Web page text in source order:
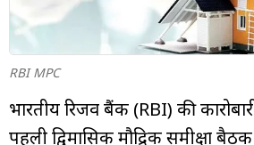
फंड
RBI MPC
भारतीय रिजर्व बैंक (RBI) की
पहली द्विमासिक मौद्रिक समीक्षा